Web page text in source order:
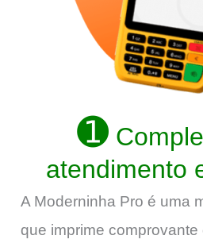
➊
atendimento
A Moderninha Pro é uma
que imprime